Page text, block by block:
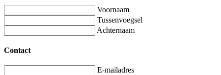
Voornaam
Tussenvoegsel
Achternaam
Contact
E-mailadres